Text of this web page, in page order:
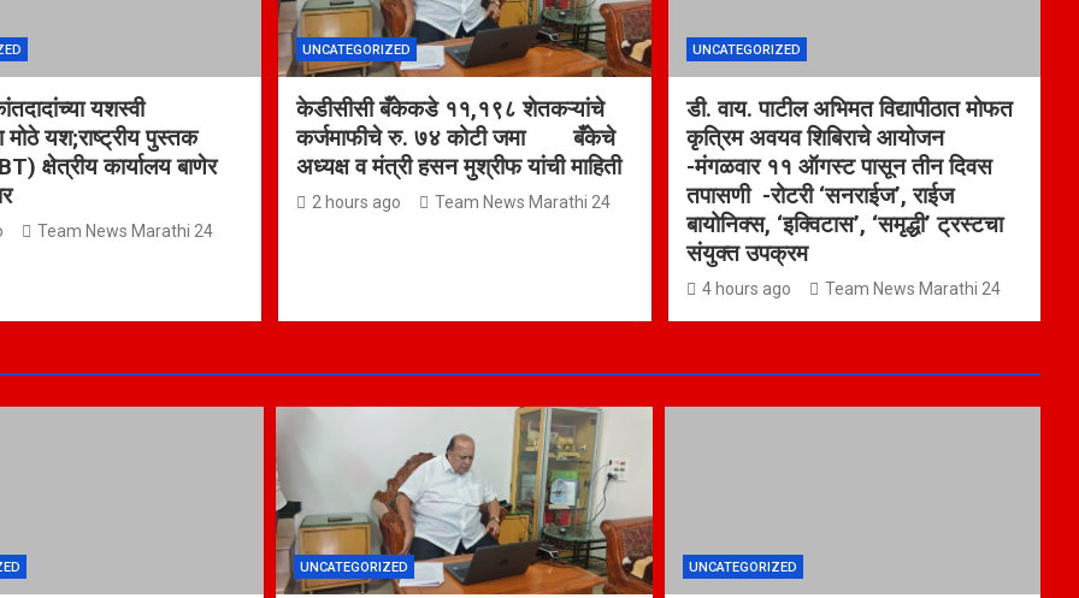
यशस्वी
मोठे यश;राष्ट्रीय पुस्तक
क्षेत्रीय कार्यालय बाणेर
Team News Marathi 24
UNCATEGORIZED
केडीसीसी बँकेकडे ११,१९८ शेतकऱ्यांचे
कर्जमाफीचे रु. ७४ कोटी जमा बँकेचे
अध्यक्ष व मंत्री हसन मुश्रीफ यांची माहिती
2 hours ago Team News Marathi 24
UNCATEGORIZED
डी. वाय. पाटील अभिमत विद्यापीठात मोफत
कृत्रिम अवयव शिबिराचे आयोजन
-मंगळवार ११ ऑगस्ट पासून तीन दिवस
तपासणी -रोटरी ‘सनराईज’, राईज
बायोनिक्स, ‘इक्विटास’, ‘समृद्धी’ ट्रस्टचा
संयुक्त उपक्रम
4 hours ago Team News Marathi 24
UNCATEGORIZED UNCATEGORIZED